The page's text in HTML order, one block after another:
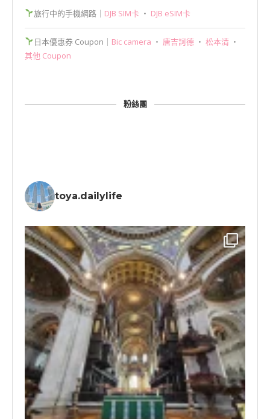
旅行中的手機網路｜ DJB SIM卡‧ DJB eSIM卡
日本優惠券 Coupon｜ Bic camera ‧ 唐吉訶德‧ 松本清‧
其他 Coupon
粉絲團
toya.dailylife